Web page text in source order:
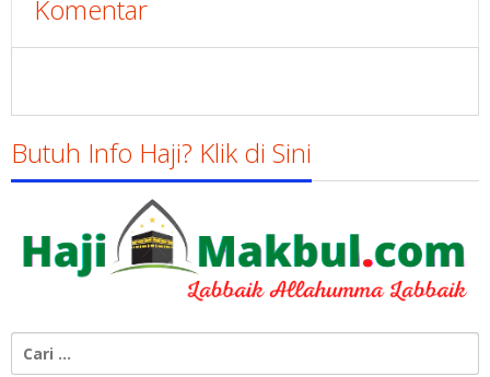
Komentar
Butuh Info Haji? Klik di Sini
untuk: